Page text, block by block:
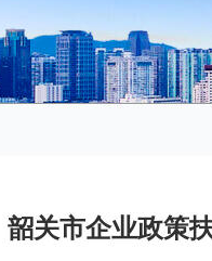
韶关市企业政策